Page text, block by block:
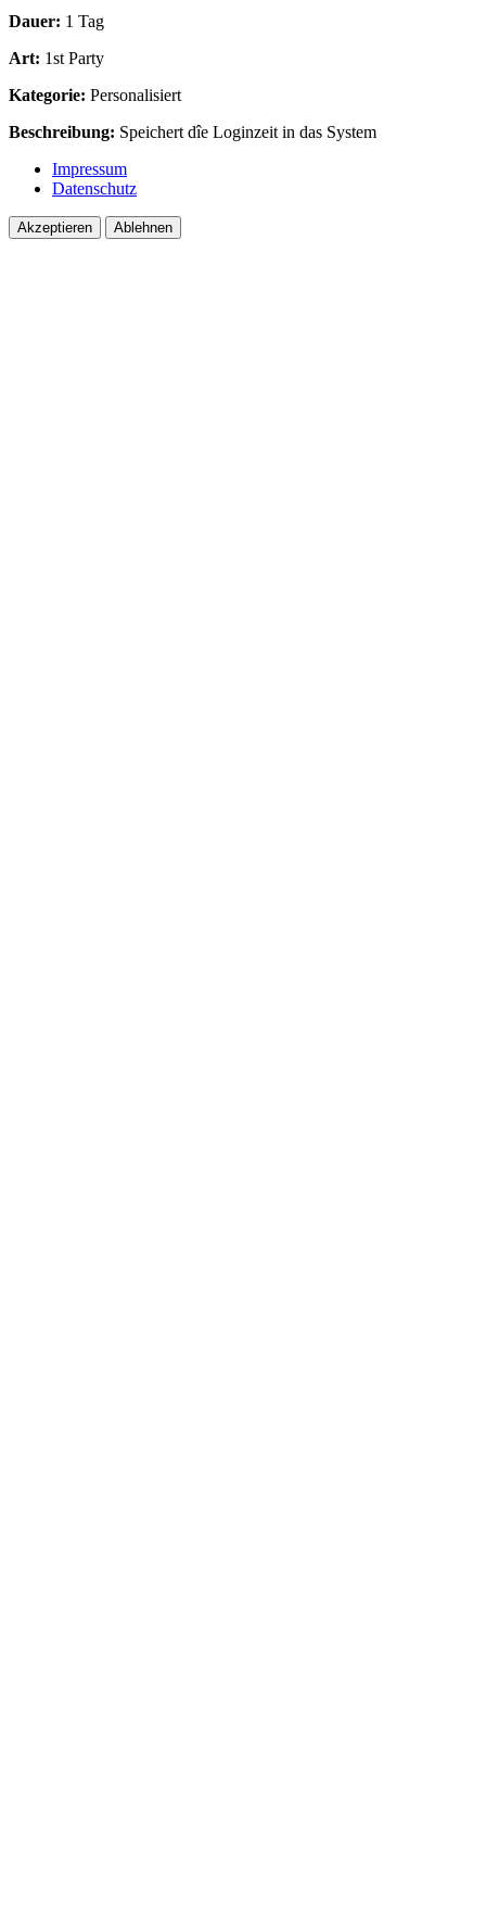
Dauer: 1 Tag
Art: 1st Party
Kategorie: Personalisiert
Beschreibung: Speichert dîe Loginzeit in das System
Impressum
Datenschutz
Akzeptieren Ablehnen